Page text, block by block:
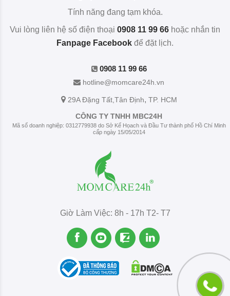
Tính năng đang tạm khóa.
Vui lòng liên hệ số điện thoại 0908 11 99 66 hoặc nhắn tin
Fanpage Facebook để đặt lịch.
0908 11 99 66
hotline@momcare24h.vn
29A Đặng Tất,Tân Định, TP. HCM
CÔNG TY TNHH MBC24H
Mã số doanh nghiệp: 0312779938 do Sở Kế Họach và Đầu Tư thành phố Hồ Chí Minh
cấp ngày 15/05/2014
Giờ Làm Việc: 8h - 17h T2- T7